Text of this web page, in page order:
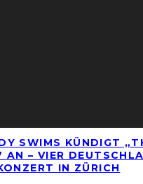
SWIMS KÜNDIGT
AN – VIER
IN ZÜRICH